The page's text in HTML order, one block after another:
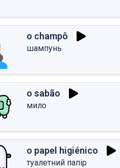
o champô
шампунь
o sabão
мило
o papel higiénico
туалетний папір